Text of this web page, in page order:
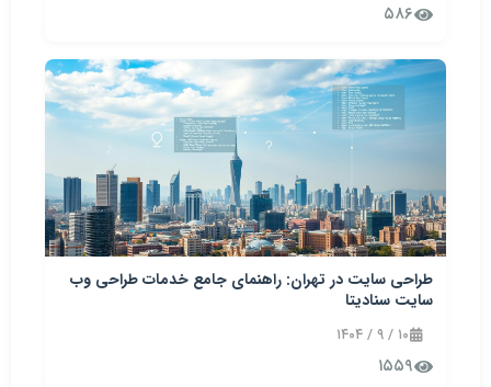
۵۸۶
طراحی سایت در تهران: راهنمای جامع خدمات طراحی وب
سایت سنادیتا
۱۰ / ۹ / ۱۴۰۴
۱۵۵۹